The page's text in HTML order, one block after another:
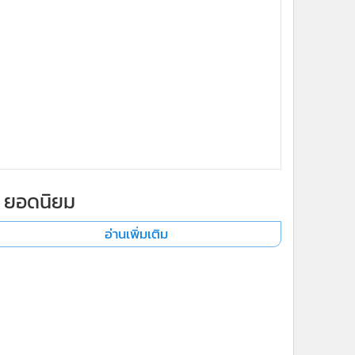
ยอดนิยม
อ่านเพิ่มเติม